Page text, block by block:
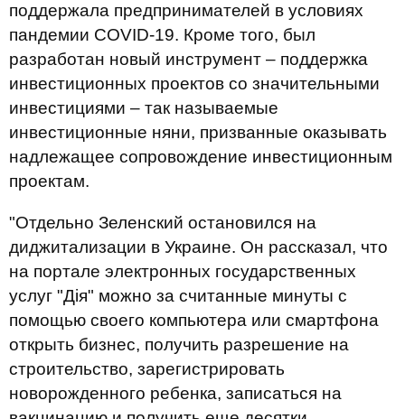
поддержала предпринимателей в условиях
пандемии COVID-19. Кроме того, был
разработан новый инструмент – поддержка
инвестиционных проектов со значительными
инвестициями – так называемые
инвестиционные няни, призванные оказывать
надлежащее сопровождение инвестиционным
проектам.
"Отдельно Зеленский остановился на
диджитализации в Украине. Он рассказал, что
на портале электронных государственных
услуг "Дія" можно за считанные минуты с
помощью своего компьютера или смартфона
открыть бизнес, получить разрешение на
строительство, зарегистрировать
новорожденного ребенка, записаться на